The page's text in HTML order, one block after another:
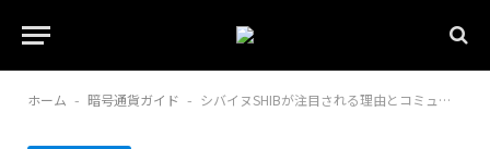
ホーム - 暗号通貨ガイド - シバイヌSHIBが注目される理由とコミュニティの力